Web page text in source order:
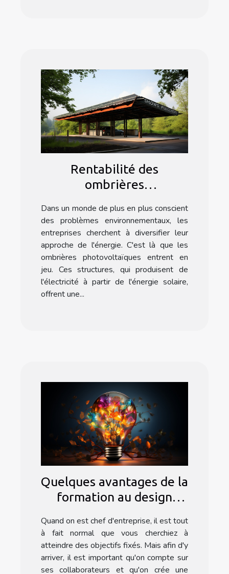
Rentabilité des
ombrières
entreprises
Dans un monde de plus en plus conscient
des problèmes environnementaux, les
entreprises cherchent à diversifier leur
approche de l'énergie. C'est là que les
ombrières photovoltaïques entrent en
jeu. Ces structures, qui produisent de
l'électricité à partir de l'énergie solaire,
offrent une...
Quelques avantages de la
formation au design
Quand on est chef d'entreprise, il est tout
à fait normal que vous cherchiez à
atteindre des objectifs fixés. Mais afin d'y
arriver, il est important qu'on compte sur
ses collaborateurs et qu'on crée une